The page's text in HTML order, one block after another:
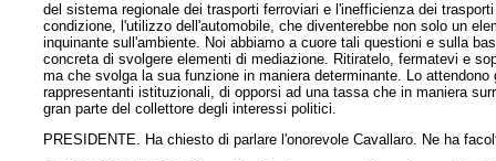
del sistema regionale dei trasporti ferroviari e l'inefficienza dei
condizione, l'utilizzo dell'automobile, che diventerebbe non solo un
inquinante sull'ambiente. Noi abbiamo a cuore tali questioni e sulla
concreta di svolgere elementi di mediazione. Ritiratelo, fermatevi e
ma che svolga la sua funzione in maniera determinante. Lo
rappresentanti istituzionali, di opporsi ad una tassa che in maniera
gran parte del collettore degli interessi politici.
PRESIDENTE. Ha chiesto di parlare l'onorevole Cavallaro. Ne ha